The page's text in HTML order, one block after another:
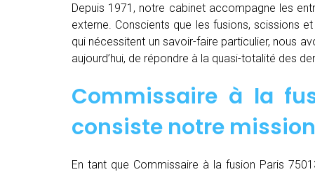
Depuis 1971, notre cabinet accompagne les
externe. Conscients que les fusions, scissions
qui nécessitent un savoir-faire particulier, nous
aujourd’hui, de répondre à la quasi-totalité des
Commissaire à la
consiste notre
En tant que Commissaire à la fusion Paris